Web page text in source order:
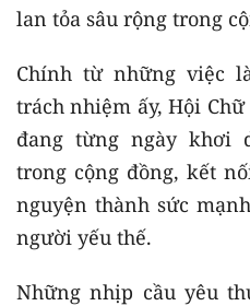
lan tỏa sâu rộng trong
Chính từ những việc
trách nhiệm ấy, Hội
đang từng ngày khơi
trong cộng đồng, kết
nguyện thành sức
người yếu thế.
Những nhịp cầu yêu